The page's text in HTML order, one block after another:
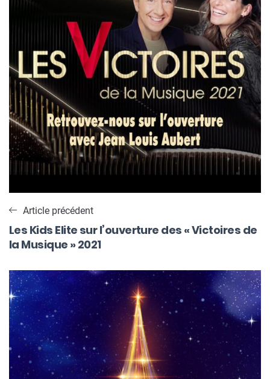
Article précédent
Les Kids Elite sur l’ouverture des « Victoires de
la Musique » 2021